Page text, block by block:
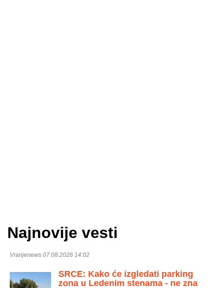
Najnovije vesti
Vranjenews 07.08.2026 14:02
SRCE: Kako će izgledati parking
zona u Ledenim stenama - ne zna